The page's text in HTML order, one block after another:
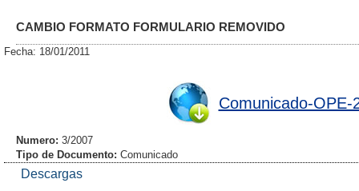
CAMBIO FORMATO FORMULARIO REMOVIDO
Fecha: 18/01/2011
Comunicado-OPE-
Numero: 3/2007
Tipo de Documento: Comunicado
Descargas